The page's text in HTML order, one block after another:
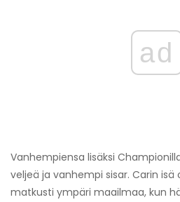
ad
Vanhempiensa lisäksi
veljeä ja vanhempi sisar. Carin isä
matkusti ympäri maailmaa, kun